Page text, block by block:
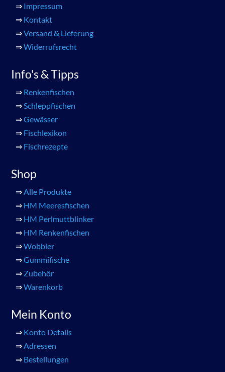
⇒ Impressum
⇒ Kontakt
⇒Versand & Lieferung
⇒Widerrufsrecht
Info's & Tipps
⇒ Renkenfischen
⇒Schleppfischen
⇒Gewässer
⇒ Fischlexikon
⇒ Fischrezepte
Shop
⇒Alle Produkte
⇒ HM Meeresfischen
⇒ HM Perlmuttblinker
⇒ HM Renkenfischen
⇒Wobbler
⇒Gummifische
⇒ Zubehör
⇒Warenkorb
Mein Konto
⇒ Konto Details
⇒Adressen
⇒ Bestellungen